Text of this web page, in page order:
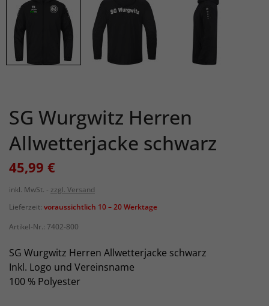
SG Wurgwitz Herren
Allwetterjacke schwarz
45,99 €
inkl. MwSt.
zzgl. Versand
Lieferzeit: voraussichtlich 10 – 20 Werktage
Artikel-Nr.: 7402-800
SG Wurgwitz Herren Allwetterjacke schwarz
Inkl. Logo und Vereinsname
100 % Polyester